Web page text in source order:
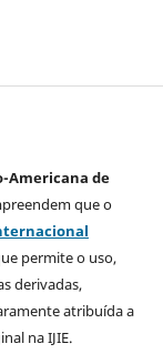
Americana de
que o
permite o uso,
derivadas,
atribuída a
na IJIE.